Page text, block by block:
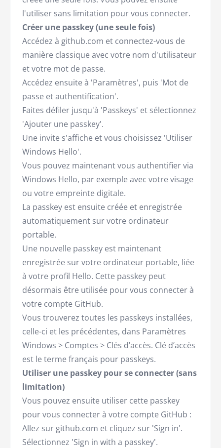
l'utiliser sans limitation pour vous connecter.
Créer une passkey (une seule fois)
Accédez à github.com et connectez-vous de
manière classique avec votre nom d'utilisateur
et votre mot de passe.
Accédez ensuite à 'Paramètres', puis 'Mot de
passe et authentification'.
Faites défiler jusqu'à 'Passkeys' et sélectionnez
'Ajouter une passkey'.
Une invite s'affiche et vous choisissez 'Utiliser
Windows Hello'.
Vous pouvez maintenant vous authentifier via
Windows Hello, par exemple avec votre visage
ou votre empreinte digitale.
La passkey est ensuite créée et enregistrée
automatiquement sur votre ordinateur
portable.
Une nouvelle passkey est maintenant
enregistrée sur votre ordinateur portable, liée
à votre profil Hello. Cette passkey peut
désormais être utilisée pour vous connecter à
votre compte GitHub.
Vous trouverez toutes les passkeys installées,
celle-ci et les précédentes, dans Paramètres
Windows > Comptes > Clés d’accès. Clé d’accès
est le terme français pour passkeys.
Utiliser une passkey pour se connecter (sans
limitation)
Vous pouvez ensuite utiliser cette passkey
pour vous connecter à votre compte GitHub :
Allez sur github.com et cliquez sur 'Sign in'.
Sélectionnez 'Sign in with a passkey'.